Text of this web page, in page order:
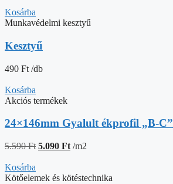
Kosárba
Munkavédelmi kesztyű
Kesztyű
490 Ft /db
Kosárba
Akciós termékek
24×146mm Gyalult ékprofil „B-C”
5.590Ft Original
5.590 Ft.
5.090 FtCurrent
5.090 Ft.
/m2
Kosárba
Kötőelemek és kötéstechnika